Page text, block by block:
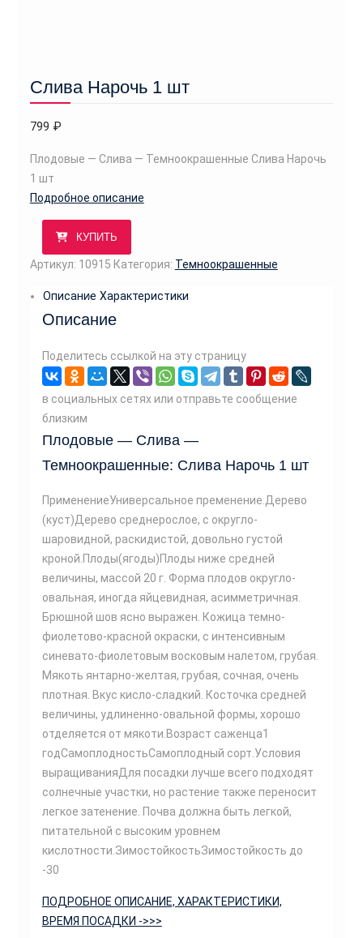
Слива Нарочь 1 шт
799 ₽
Плодовые — Слива — Темноокрашенные Слива Нарочь
1 шт
Подробное описание
КУПИТЬ
Артикул: 10915 Категория: Темноокрашенные
Описание Характеристики
Описание
Поделитесь ссылкой на эту страницу
в социальных сетях или отправьте сообщение
близким
Плодовые — Слива —
Темноокрашенные: Слива Нарочь 1 шт
ПрименениеУниверсальное пременение.Дерево
(куст)Дерево среднерослое, с округло-
шаровидной, раскидистой, довольно густой
кроной.Плоды(ягоды)Плоды ниже средней
величины, массой 20 г. Форма плодов округло-
овальная, иногда яйцевидная, асимметричная.
Брюшной шов ясно выражен. Кожица темно-
фиолетово-красной окраски, с интенсивным
синевато-фиолетовым восковым налетом, грубая.
Мякоть янтарно-желтая, грубая, сочная, очень
плотная. Вкус кисло-сладкий. Косточка средней
величины, удлиненно-овальной формы, хорошо
отделяется от мякоти.Возраст саженца1
годСамоплодностьСамоплодный сорт.Условия
выращиванияДля посадки лучше всего подходят
солнечные участки, но растение также переносит
легкое затенение. Почва должна быть легкой,
питательной с высоким уровнем
кислотности.ЗимостойкостьЗимостойкость до
-30
ПОДРОБНОЕ ОПИСАНИЕ, ХАРАКТЕРИСТИКИ,
ВРЕМЯ ПОСАДКИ ->>>